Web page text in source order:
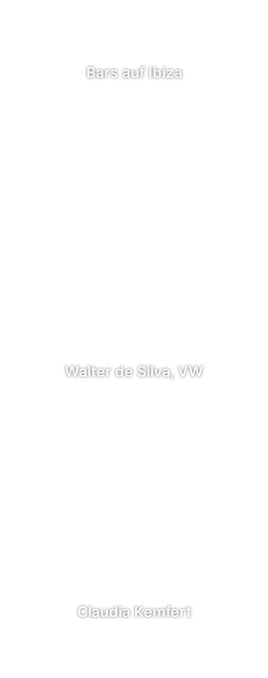
Bars auf Ibiza
Walter de Silva, VW
Claudia Kemfert